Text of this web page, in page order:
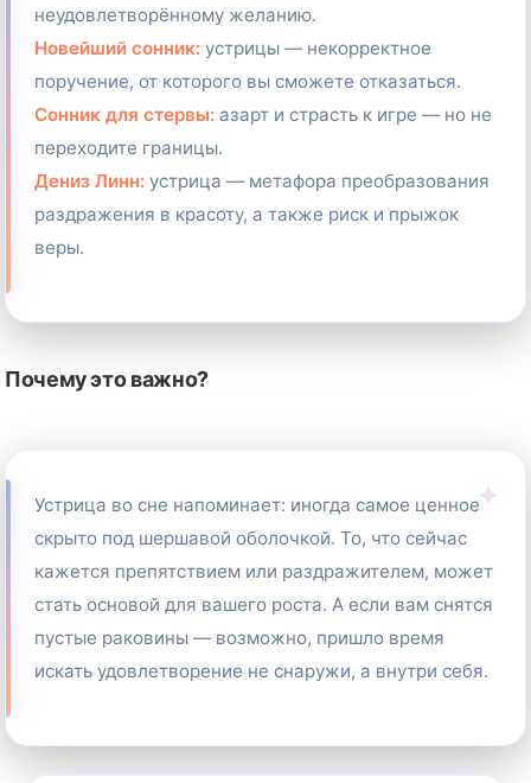
неудовлетворённому желанию.
Новейший сонник: устрицы — некорректное
поручение, от которого вы сможете отказаться.
Сонник для стервы: азарт и страсть к игре — но не
переходите границы.
Дениз Линн: устрица — метафора преобразования
раздражения в красоту, а также риск и прыжок
веры.
Почему это важно?
Устрица во сне напоминает: иногда самое ценное
скрыто под шершавой оболочкой. То, что сейчас
кажется препятствием или раздражителем, может
стать основой для вашего роста. А если вам снятся
пустые раковины — возможно, пришло время
искать удовлетворение не снаружи, а внутри себя.